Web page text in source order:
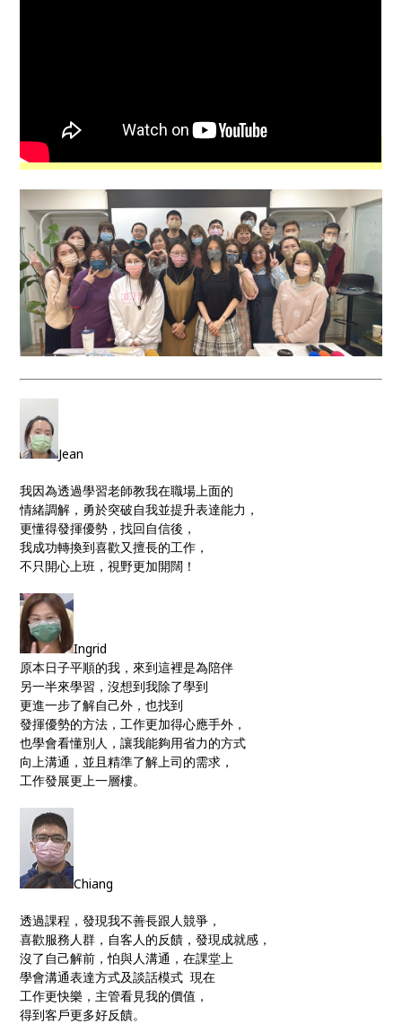
Jean
我因為透過學習老師教我在職場上面的
情緒調解，勇於突破自我並提升表達能力，
更懂得發揮優勢，找回自信後，
我成功轉換到喜歡又擅長的工作，
不只開心上班，視野更加開闊！
Ingrid
原本日子平順的我，來到這裡是為陪伴
另一半來學習，沒想到我除了學到
更進一步了解自己外，也找到
發揮優勢的方法，工作更加得心應手外，
也學會看懂別人，讓我能夠用省力的方式
向上溝通，並且精準了解上司的需求，
工作發展更上一層樓。
Chiang
透過課程，發現我不善長跟人競爭，
喜歡服務人群，自客人的反饋，發現成就感，
沒了自己解前，怕與人溝通，在課堂上
學會溝通表達方式及談話模式 現在
工作更快樂，主管看見我的價值，
得到客戶更多好反饋。